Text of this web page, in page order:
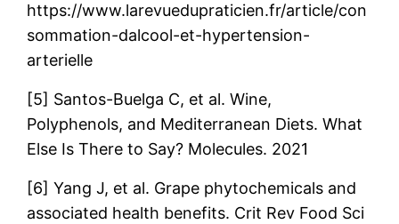
https://www.larevuedupraticien.fr/article/con
sommation-dalcool-et-hypertension-
arterielle
[5] Santos-Buelga C, et al. Wine,
Polyphenols, and Mediterranean Diets. What
Else Is There to Say? Molecules. 2021
[6] Yang J, et al. Grape phytochemicals and
associated health benefits. Crit Rev Food Sci